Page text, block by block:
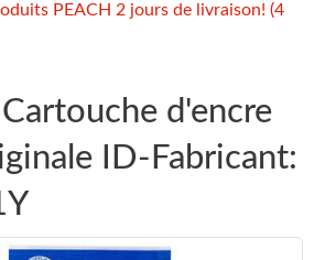
PEACH 2 jours de livraison! (4
d'encre
ID-Fabricant: